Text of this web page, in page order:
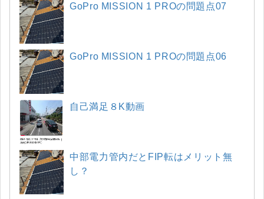
GoPro MISSION 1 PROの問題点07
GoPro MISSION 1 PROの問題点06
自己満足８K動画
中部電力管内だとFIP転はメリット無
し？